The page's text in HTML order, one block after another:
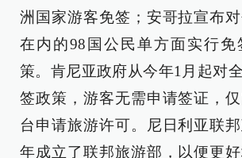
洲国家游客免签；安哥拉宣布
在内的98国公民单方面实行免
策。肯尼亚政府从今年1月起对
签政策，游客无需申请签证，
台申请旅游许可。尼日利亚联
年成立了联邦旅游部，以便更